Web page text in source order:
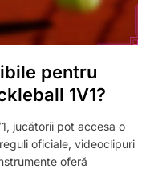
pentru
1V1?
jucătorii pot accesa o
oficiale, videoclipuri
oferă